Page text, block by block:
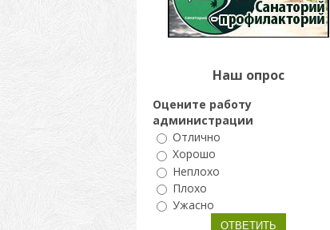
Наш опрос
Оцените работу
администрации
Отлично
Хорошо
Неплохо
Плохо
Ужасно